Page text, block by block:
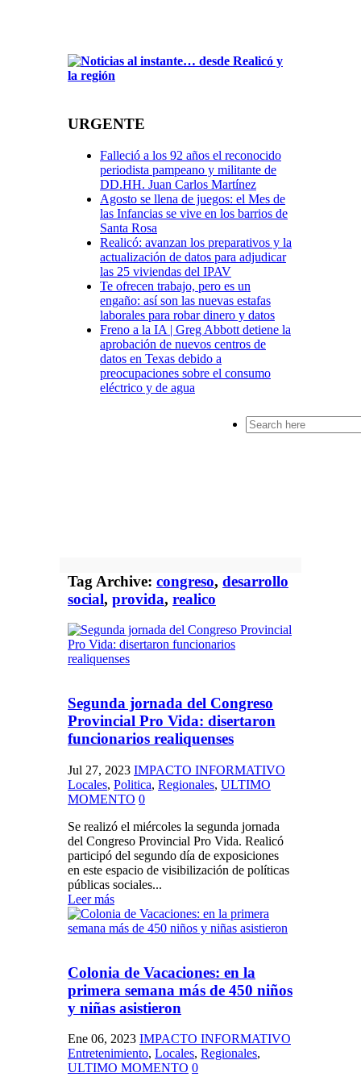
URGENTE
Falleció a los 92 años el reconocido
periodista pampeano y militante de
DD.HH. Juan Carlos Martínez
Agosto se llena de juegos: el Mes de
las Infancias se vive en los barrios de
Santa Rosa
Realicó: avanzan los preparativos y la
actualización de datos para adjudicar
las 25 viviendas del IPAV
Te ofrecen trabajo, pero es un
engaño: así son las nuevas estafas
laborales para robar dinero y datos
Freno a la IA | Greg Abbott detiene la
aprobación de nuevos centros de
datos en Texas debido a
preocupaciones sobre el consumo
eléctrico y de agua
Search
for:
Tag Archive: congreso, desarrollo
social, provida, realico
Segunda jornada del Congreso
Provincial Pro Vida: disertaron
funcionarios realiquenses
Jul 27, 2023 IMPACTO INFORMATIVO
Locales, Politica, Regionales, ULTIMO
MOMENTO 0
Se realizó el miércoles la segunda jornada
del Congreso Provincial Pro Vida. Realicó
participó del segundo día de exposiciones
en este espacio de visibilización de políticas
públicas sociales...
Leer más
Colonia de Vacaciones: en la
primera semana más de 450 niños
y niñas asistieron
Ene 06, 2023 IMPACTO INFORMATIVO
Entretenimiento, Locales, Regionales,
ULTIMO MOMENTO 0